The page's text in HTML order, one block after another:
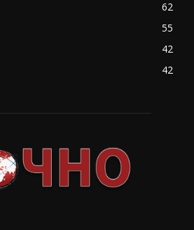
62
55
42
42